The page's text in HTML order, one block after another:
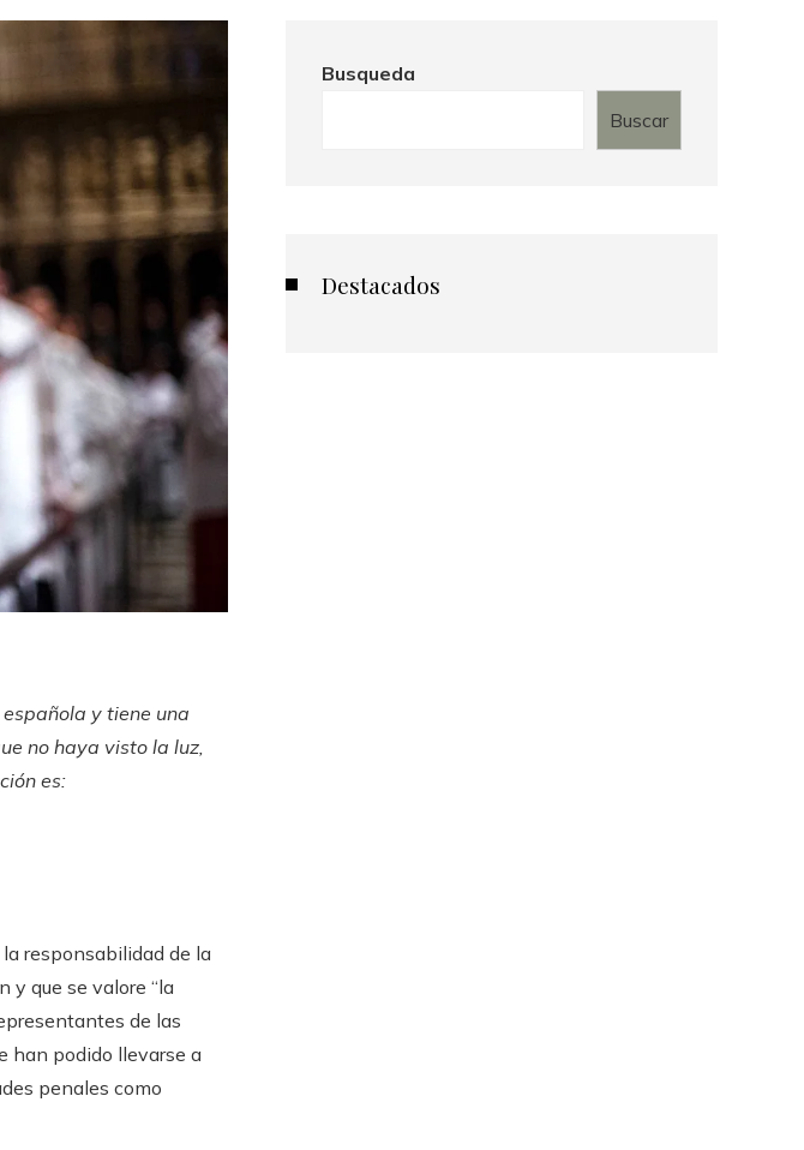
y tiene una
no haya visto la luz,
es:
responsabilidad de la
y que se valore “la
de las
han podido llevarse a
penales como
Busqueda
Buscar
Destacados